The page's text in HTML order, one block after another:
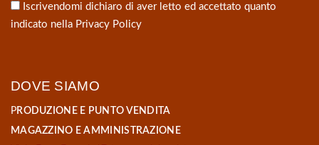
Iscrivendomi dichiaro di aver letto ed accettato quanto
indicato nella Privacy Policy
DOVE SIAMO
PRODUZIONE E PUNTO VENDITA
MAGAZZINO E AMMINISTRAZIONE